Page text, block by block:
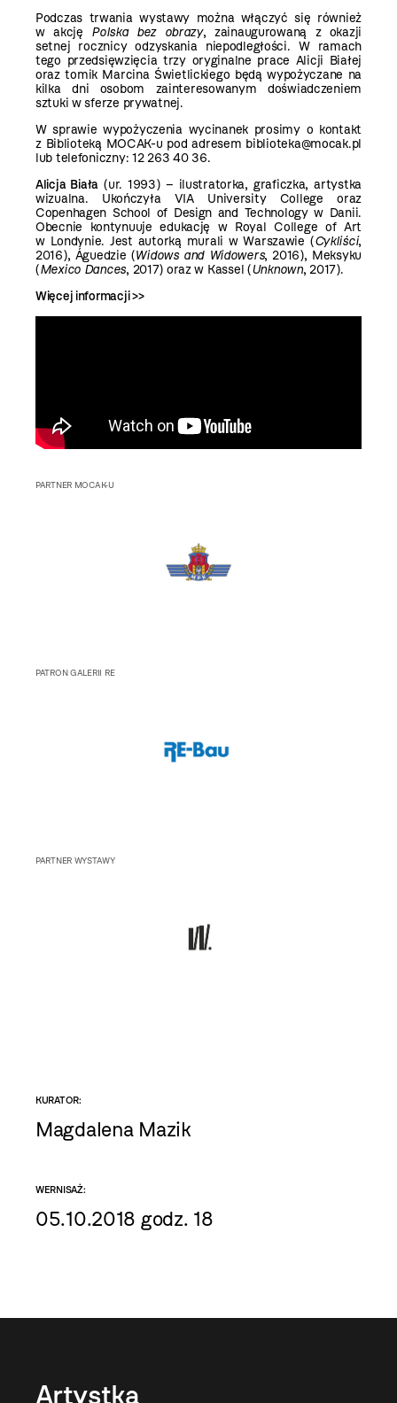
Podczas trwania wystawy można włączyć się również
w akcję Polska bez obrazy, zainaugurowaną z okazji
setnej rocznicy odzyskania niepodległości. W ramach
tego przedsięwzięcia trzy oryginalne prace Alicji Białej
oraz tomik Marcina Świetlickiego będą wypożyczane na
kilka dni osobom zainteresowanym doświadczeniem
sztuki w sferze prywatnej.
W sprawie wypożyczenia wycinanek prosimy o kontakt
z Biblioteką MOCAK-u pod adresem biblioteka@mocak.pl
lub telefoniczny: 12 263 40 36.
Alicja Biała (ur. 1993) – ilustratorka, graficzka, artystka
wizualna. Ukończyła VIA University College oraz
Copenhagen School of Design and Technology w Danii.
Obecnie kontynuuje edukację w Royal College of Art
w Londynie. Jest autorką murali w Warszawie (Cykliści,
2016), Águedzie (Widows and Widowers, 2016), Meksyku
(Mexico Dances, 2017) oraz w Kassel (Unknown, 2017).
Więcej informacji >>
PARTNER MOCAK-U
PATRON GALERII RE
PARTNER WYSTAWY
KURATOR:
Magdalena Mazik
WERNISAŻ:
05.10.2018 godz. 18
Artystka